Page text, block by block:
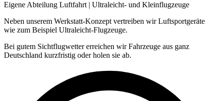
Eigene Abteilung Luftfahrt | Ultraleicht- und Kleinflugzeuge
Neben unserem Werkstatt-Konzept vertreiben wir Luftsportgeräte
wie zum Beispiel Ultraleicht-Flugzeuge.
Bei gutem Sichtflugwetter erreichen wir Fahrzeuge aus ganz
Deutschland kurzfristig oder holen sie ab.